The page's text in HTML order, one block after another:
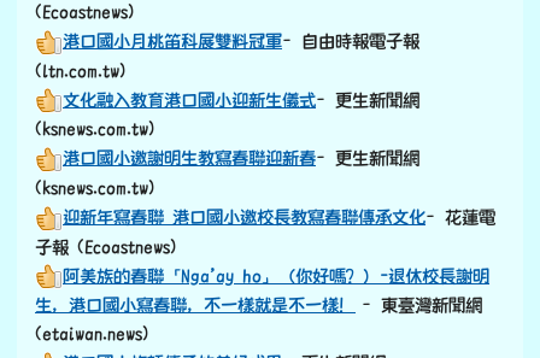
(Ecoastnews)
港口國小月桃笛科展雙料冠軍–自由時報電子報
(ltn.com.tw)
文化融入教育港口國小迎新生儀式–更生新聞網
(ksnews.com.tw)
港口國小邀謝明生教寫春聯迎新春–更生新聞網
(ksnews.com.tw)
迎新年寫春聯 港口國小邀校長教寫春聯傳承文化–花蓮電
子報 (Ecoastnews)
阿美族的春聯「Nga’ay ho」（你好嗎？）-退休校長謝明
生，港口國小寫春聯，不一樣就是不一樣！
–東臺灣新聞網
(etaiwan.news)